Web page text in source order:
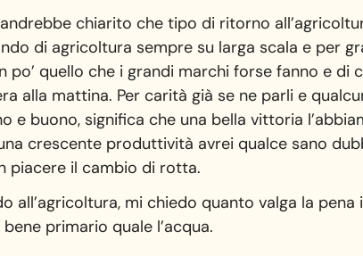
chiarito che tipo di ritorno
di agricoltura sempre su larga scala e per
po’ quello che i grandi marchi forse fanno e
alla mattina. Per carità già se ne parli e
e buono, significa che una bella vittoria
crescente produttività avrei qualce sano
piacere il cambio di rotta.
all’agricoltura, mi chiedo quanto valga la
primario quale l’acqua.